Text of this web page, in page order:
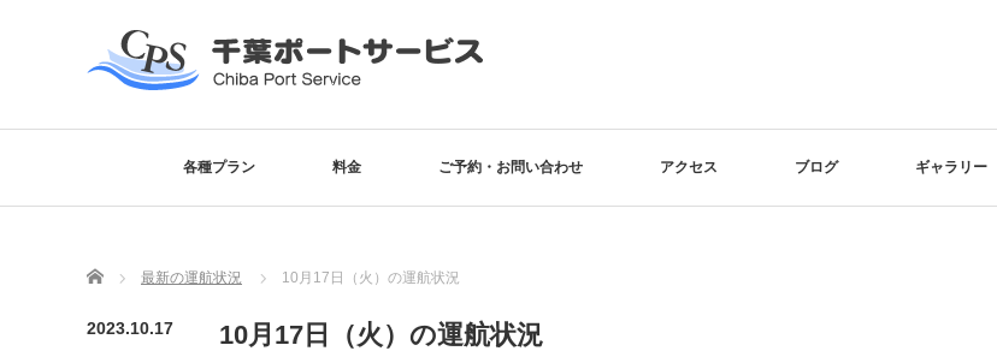
各種プラン 料金 ご予約・お問い合わせ アクセス ブログ ギャラリー
Home 最新の運航状況 10月17日（火）の運航状況
2023.10.17 10月17日（火）の運航状況